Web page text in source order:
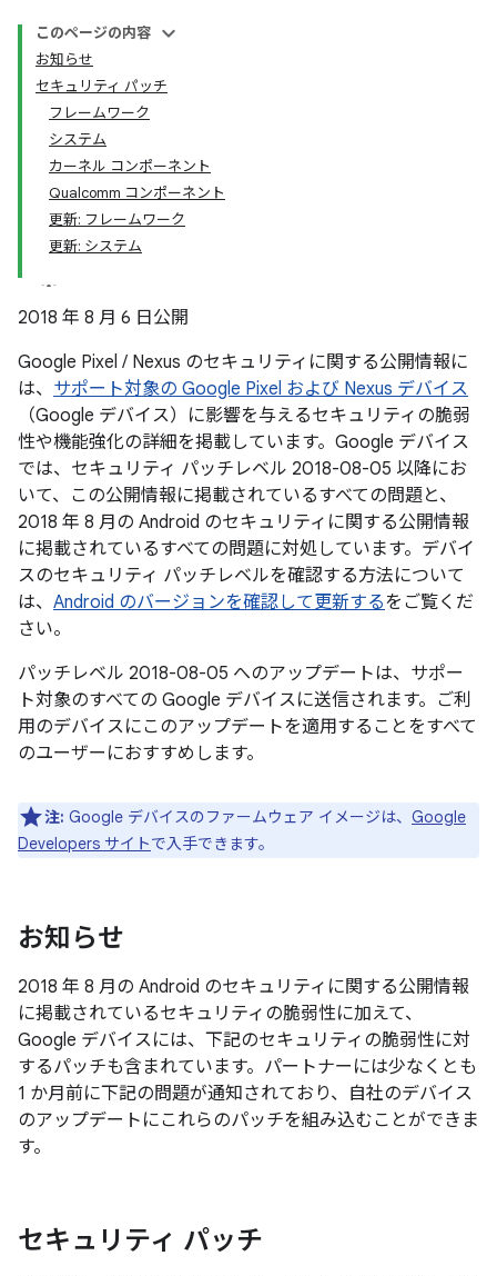
このページの内容
お知らせ
セキュリティ パッチ
フレームワーク
システム
カーネル コンポーネント
Qualcomm コンポーネント
更新: フレームワーク
更新: システム
2018 年 8 月 6 日公開
Google Pixel / Nexus のセキュリティに関する公開情報に
は、 サポート対象の Google Pixel および Nexus デバイス
（Google デバイス）に影響を与えるセキュリティの脆弱
性や機能強化の詳細を掲載しています。Google デバイス
では、セキュリティ パッチレベル 2018-08-05 以降にお
いて、この公開情報に掲載されているすべての問題と、
2018 年 8 月の Android のセキュリティに関する公開情報
に掲載されているすべての問題に対処しています。デバイ
スのセキュリティ パッチレベルを確認する方法について
は、 Android のバージョンを確認して更新するをご覧くだ
さい。
パッチレベル 2018-08-05 へのアップデートは、サポー
ト対象のすべての Google デバイスに送信されます。ご利
用のデバイスにこのアップデートを適用することをすべて
のユーザーにおすすめします。
注: Google デバイスのファームウェア イメージは、 Google
Developers サイトで入手できます。
お知らせ
2018 年 8 月の Android のセキュリティに関する公開情報
に掲載されているセキュリティの脆弱性に加えて、
Google デバイスには、下記のセキュリティの脆弱性に対
するパッチも含まれています。パートナーには少なくとも
1 か月前に下記の問題が通知されており、自社のデバイス
のアップデートにこれらのパッチを組み込むことができま
す。
セキュリティ パッチ